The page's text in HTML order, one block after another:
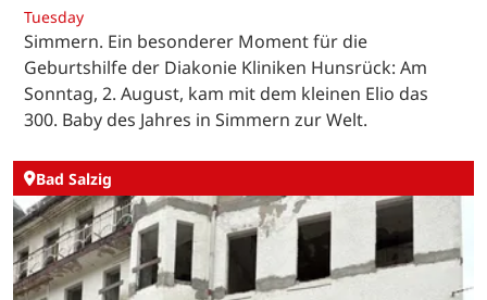
Tuesday
Simmern. Ein besonderer Moment für die
Geburtshilfe der Diakonie Kliniken Hunsrück: Am
Sonntag, 2. August, kam mit dem kleinen Elio das
300. Baby des Jahres in Simmern zur Welt.
Bad Salzig